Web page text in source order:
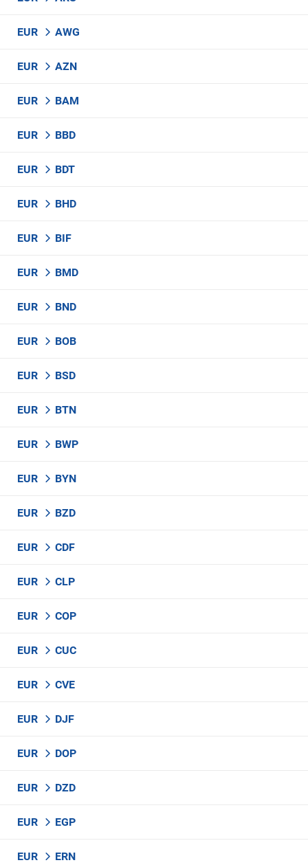
EUR AWG
EUR AZN
EUR BAM
EUR BBD
EUR BDT
EUR BHD
EUR BIF
EUR BMD
EUR BND
EUR BOB
EUR BSD
EUR BTN
EUR BWP
EUR BYN
EUR BZD
EUR CDF
EUR CLP
EUR COP
EUR CUC
EUR CVE
EUR DJF
EUR DOP
EUR DZD
EUR EGP
EUR ERN